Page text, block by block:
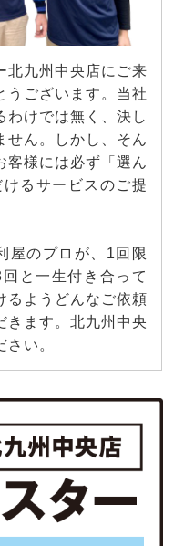
北九州中央店にご来
うございます。当社
わけでは無く、決し
せん。しかし、そん
客様には必ず「選ん
るサービスのご提
屋のプロが、1回限
と一生付き合って
るようどんなご依頼
きます。北九州中央
い。